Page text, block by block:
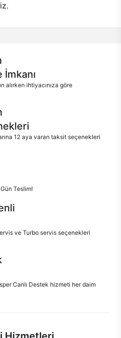
alırken ihtiyacınıza göre
12 aya varan taksit seçenekleri
Teslim!
ve Turbo servis seçenekleri
Canlı Destek hizmeti her daim